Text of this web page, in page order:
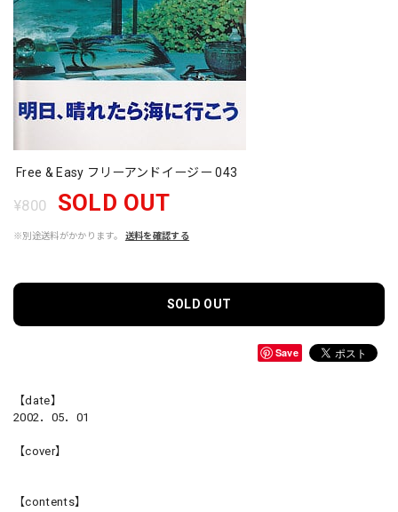
Free & Easy フリーアンドイージー 043
¥800 SOLD OUT
※別途送料がかかります。 送料を確認する
SOLD OUT
Save
【date】
2002．05．01
【cover】
【contents】